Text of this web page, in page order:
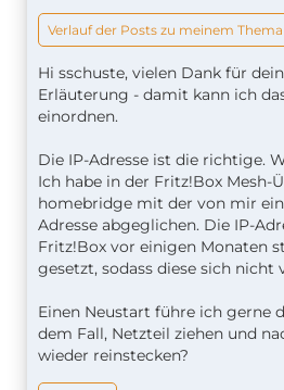
Verlauf der Posts zu meinem Thema
Hi sschuste, vielen Dank für
Erläuterung - damit kann ich
einordnen.
Die IP-Adresse ist die richtige.
Ich habe in der Fritz!Box Mesh-
homebridge mit der von mir
Adresse abgeglichen. Die IP-
Fritz!Box vor einigen Monaten
gesetzt, sodass diese sich nicht
Einen Neustart führe ich gerne
dem Fall, Netzteil ziehen und
wieder reinstecken?